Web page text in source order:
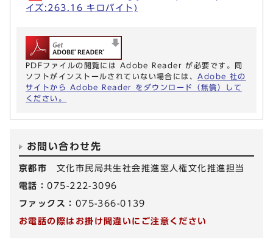
イズ:263.16 キロバイト)
PDFファイルの閲覧には Adobe Reader が必要です。同
ソフトがインストールされていない場合には、 Adobe 社の
サイトから Adobe Reader をダウンロード（無償）して
ください。
お問い合わせ先
京都市 文化市民局共生社会推進室人権文化推進担当
電話：075-222-3096
ファックス： 075-366-0139
お電話の際はお掛け間違いにご注意ください